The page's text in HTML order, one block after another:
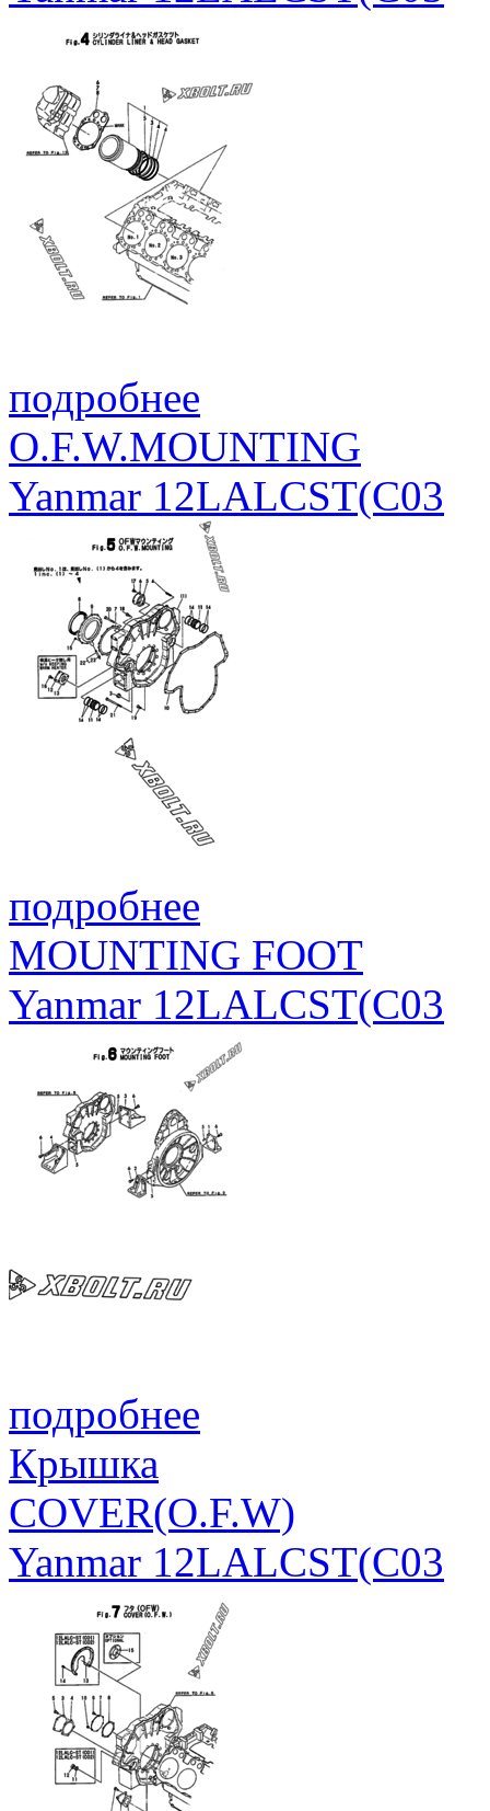
подробнее
O.F.W.MOUNTING
Yanmar 12LALCST(C03
подробнее
MOUNTING FOOT
Yanmar 12LALCST(C03
подробнее
Крышка
COVER(O.F.W)
Yanmar 12LALCST(C03